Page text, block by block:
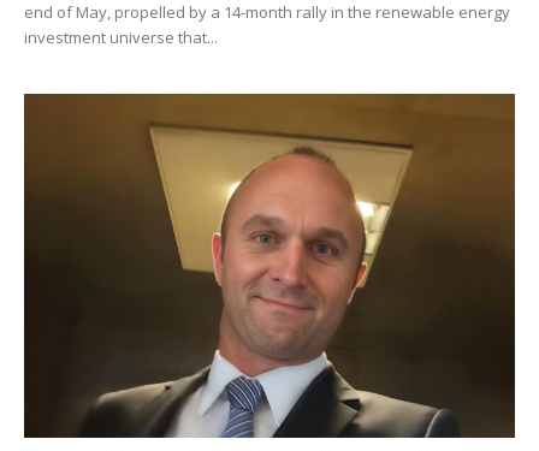
end of May, propelled by a 14-month rally in the renewable energy
investment universe that...